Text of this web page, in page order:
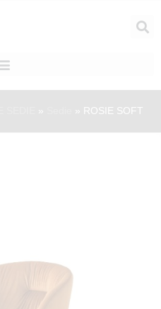
» » ROSIE SOFT